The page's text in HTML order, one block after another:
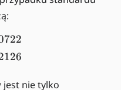
Kb &=
jest nie tylko